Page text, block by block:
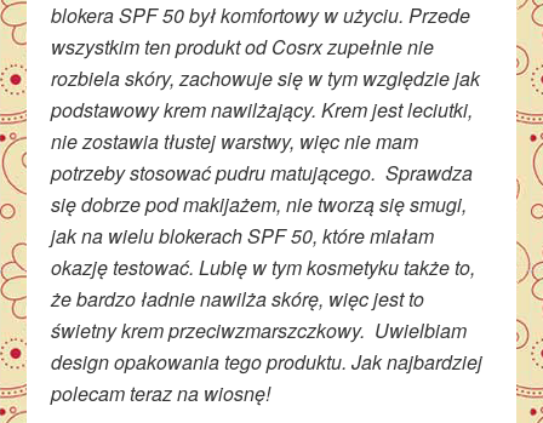
blokera SPF 50 był komfortowy w użyciu. Przede
wszystkim ten produkt od Cosrx zupełnie nie
rozbiela skóry, zachowuje się w tym względzie jak
podstawowy krem nawilżający. Krem jest leciutki,
nie zostawia tłustej warstwy, więc nie mam
potrzeby stosować pudru matującego. Sprawdza
się dobrze pod makijażem, nie tworzą się smugi,
jak na wielu blokerach SPF 50, które miałam
okazję testować. Lubię w tym kosmetyku także to,
że bardzo ładnie nawilża skórę, więc jest to
świetny krem przeciwzmarszczkowy. Uwielbiam
design opakowania tego produktu. Jak najbardziej
polecam teraz na wiosnę!